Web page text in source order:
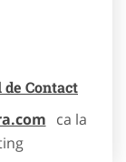
Contact
ca la